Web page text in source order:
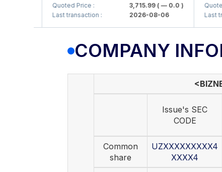
Quoted Price :
3,715.99( — 0.0 )
Last transaction :
2026-08-06
Quoted
Last
COMPANY
Issue's SEC
CODE
Common
share
UZXXXXXXXXX4
XXXX4